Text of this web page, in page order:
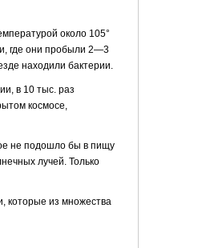
около 105°
где они пробыли 2—3
находили бактерии.
в 10 тыс. раз
кос­мосе,
не подошло бы в пищу
лучей. Только
которые из множества